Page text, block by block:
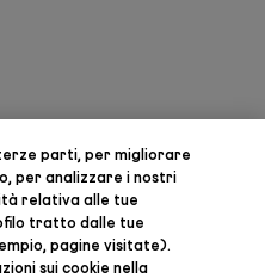
parti, permigliorare
per analizzare i nostri
relativa alle tue
tratto dalle tue
pagine visitate).
sui cookie nella